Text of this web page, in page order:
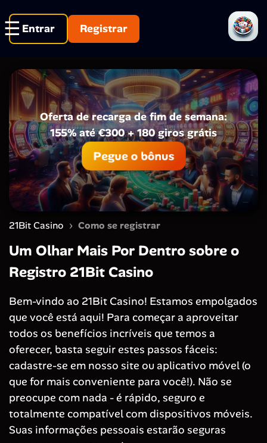
Entrar Registrar
Oferta de recarga de fim de semana:
155% até €300 + 180 giros grátis
Pegue o bônus
21Bit Casino › Como se registrar
Um Olhar Mais Por Dentro sobre o
Registro 21Bit Casino
Bem-vindo ao 21Bit Casino! Estamos empolgados
que você está aqui! Para começar a aproveitar
todos os benefícios incríveis que temos a
oferecer, basta seguir estes passos fáceis:
cadastre-se em nosso site ou aplicativo móvel (o
que for mais conveniente para você!). Não se
preocupe com nada - é rápido, seguro e
totalmente compatível com dispositivos móveis.
Suas informações pessoais estarão seguras